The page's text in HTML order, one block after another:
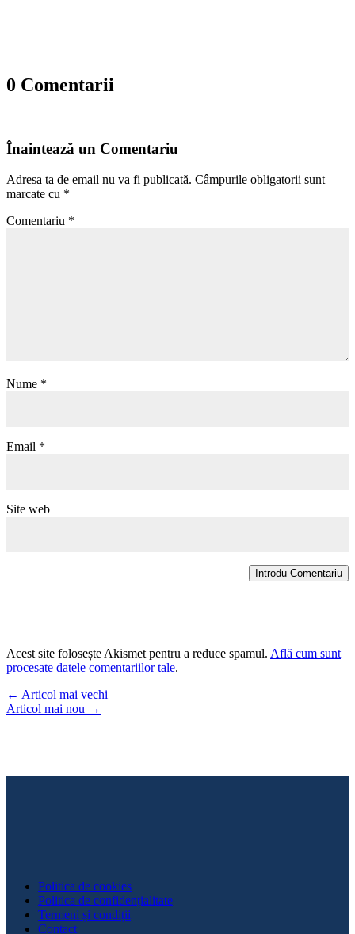
0 Comentarii
Înaintează un Comentariu
Adresa ta de email nu va fi publicată. Câmpurile obligatorii sunt
marcate cu *
Comentariu *
Nume *
Email *
Site web
Introdu Comentariu
Acest site folosește Akismet pentru a reduce spamul. Află cum sunt
procesate datele comentariilor tale.
← Articol mai vechi
Articol mai nou →
Politica de cookies
Politica de confidențialitate
Termeni și condiții
Contact